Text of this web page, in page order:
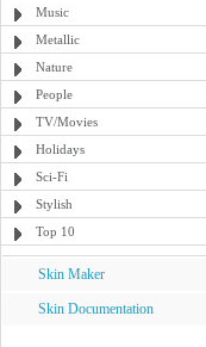
Music
Metallic
Nature
People
TV/Movies
Holidays
Sci-Fi
Stylish
Top 10
Skin Maker
Skin Documentation